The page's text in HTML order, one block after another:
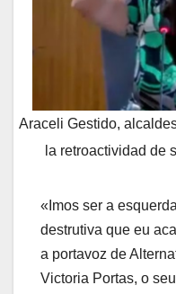
Araceli Gestido,
la retroactividad de
«Imos ser a
destrutiva que eu
a portavoz de
Victoria Portas, o